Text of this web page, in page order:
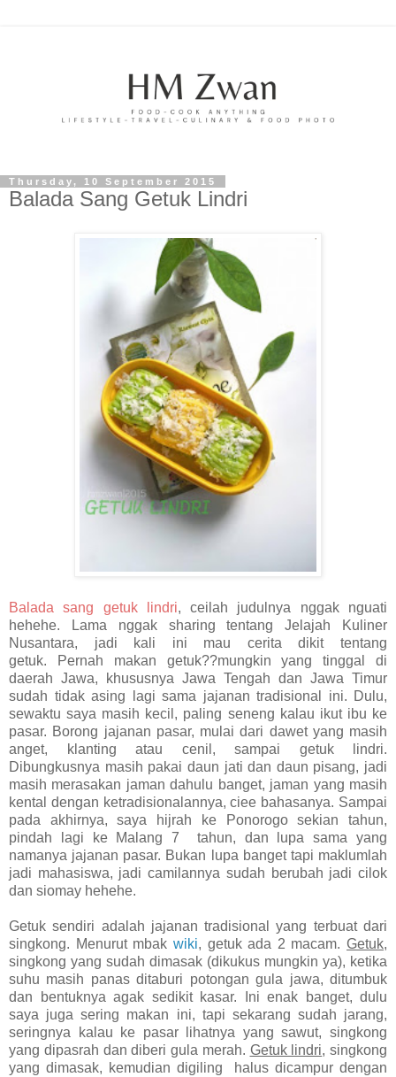
Thursday, 10 September 2015
Balada Sang Getuk Lindri
Balada sang getuk lindri, ceilah judulnya nggak nguati
hehehe. Lama nggak sharing tentang Jelajah Kuliner
Nusantara, jadi kali ini mau cerita dikit tentang
getuk.
Pernah makan getuk??mungkin yang tinggal di
daerah Jawa, khususnya Jawa Tengah dan Jawa Timur
sudah tidak asing lagi sama jajanan tradisional ini. Dulu,
sewaktu saya masih kecil, paling seneng kalau ikut ibu ke
pasar. Borong jajanan pasar, mulai dari dawet yang masih
anget, klanting atau cenil, sampai getuk lindri.
Dibungkusnya masih pakai daun jati dan daun pisang, jadi
masih merasakan jaman dahulu banget, jaman yang masih
kental dengan ketradisionalannya, ciee bahasanya. Sampai
pada akhirnya, saya hijrah ke Ponorogo sekian tahun,
pindah lagi ke Malang 7 tahun, dan lupa sama yang
namanya jajanan pasar. Bukan lupa banget tapi maklumlah
jadi mahasiswa, jadi camilannya sudah berubah jadi cilok
dan siomay hehehe.
Getuk sendiri adalah jajanan tradisional yang terbuat dari
singkong. Menurut mbak wiki, getuk ada 2 macam. Getuk,
singkong yang sudah dimasak (dikukus mungkin ya), ketika
suhu masih panas ditaburi potongan gula jawa, ditumbuk
dan bentuknya agak sedikit kasar. Ini enak banget, dulu
saya juga sering makan ini, tapi sekarang sudah jarang,
seringnya kalau ke pasar lihatnya yang sawut, singkong
yang dipasrah dan diberi gula merah. Getuk lindri, singkong
yang dimasak, kemudian digiling halus dicampur dengan